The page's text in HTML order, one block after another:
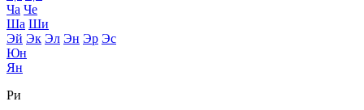
Ча Че
Ша Ши
Эй Эк Эл Эн Эр Эс
Юн
Ян
Ри